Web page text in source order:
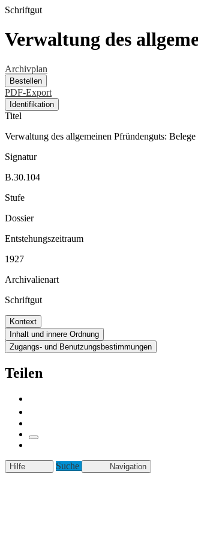
Schriftgut
Verwaltung des
Archivplan
Bestellen
PDF-Export
Identifikation
Titel
Verwaltung des allgemeinen Pfründenguts: Belege
Signatur
B.30.104
Stufe
Dossier
Entstehungszeitraum
1927
Archivalienart
Schriftgut
Kontext
Inhalt und innere Ordnung
Zugangs- und Benutzungsbestimmungen
Teilen
Hilfe Suche Navigation